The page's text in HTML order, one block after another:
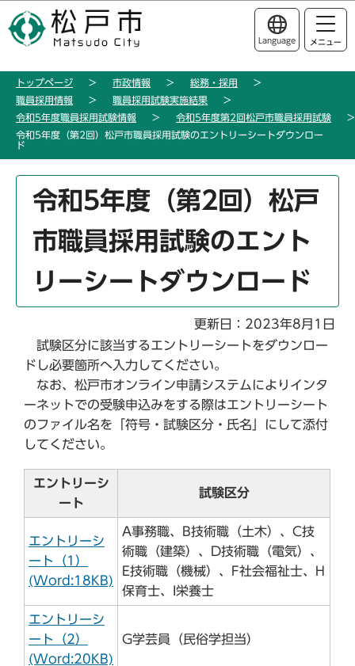
の
ー
このページの本文へ移動
Language メニュー
トップページ 市政情報
総務・採用
職員採用情報
職員採用試験実施結果
令和5年度職員採用試験情報
令和5年度第2回松戸市職員採用試験
令和5年度（第2回）松戸市職員採用試験のエントリーシートダウンロー
ド
令和5年度（第2回）松戸
市職員採用試験のエント
リーシートダウンロード
更新日：2023年8月1日
試験区分に該当するエントリーシートをダウンロー
ドし必要箇所へ入力してください。
なお、松戸市オンライン申請システムによりインタ
ーネットでの受験申込みをする際はエントリーシート
のファイル名を「符号・試験区分・氏名」にして添付
してください。
エントリーシ
ート
試験区分
エントリーシ
ート（1）
(Word:18KB)
A事務職、B技術職（土木）、C技
術職（建築）、D技術職（電気）、
E技術職（機械）、F社会福祉士、H
保育士、I栄養士
エントリーシ
ート（2）
(Word:20KB)
G学芸員（民俗学担当）